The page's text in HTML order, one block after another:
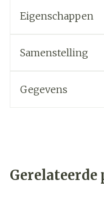
Eigenschappen
Samenstelling
Gegevens
Gerelateerde